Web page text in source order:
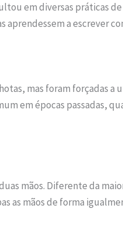
em diversas práticas
aprendessem a escrever
mas foram forçadas a
em épocas passadas,
mãos. Diferente da
as mãos de forma